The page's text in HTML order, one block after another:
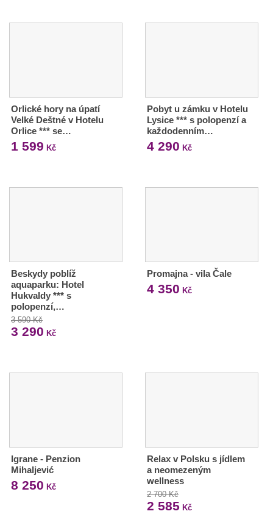
Orlické hory na úpatí
Velké Deštné v Hotelu
Orlice *** se…
1 599 Kč
Pobyt u zámku v Hotelu
Lysice *** s polopenzí a
každodenním…
4 290 Kč
Beskydy poblíž
aquaparku: Hotel
Hukvaldy *** s
polopenzí,…
3 590 Kč
3 290 Kč
Promajna - vila Čale
4 350 Kč
Igrane - Penzion
Mihaljević
8 250 Kč
Relax v Polsku s jídlem
a neomezeným
wellness
2 700 Kč
2 585 Kč